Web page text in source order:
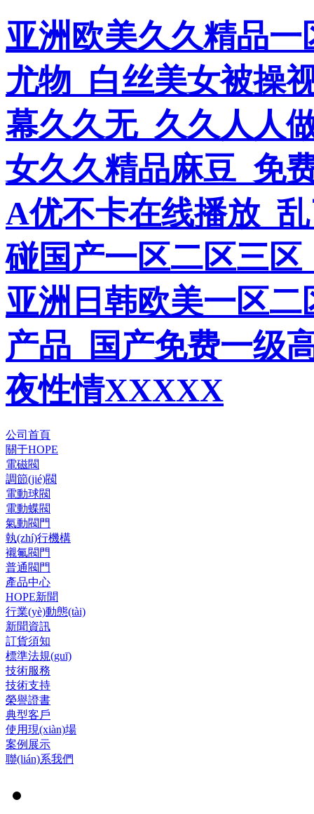
亚洲欧美久久精品
尤物_白丝美女被操
幕久久无_久久人人
女久久精品麻豆_免
A优不卡在线播放_
碰国产一区二区三
亚洲日韩欧美一区
产品_国产免费一级
夜性情XXXXX
公司首頁
關于HOPE
電磁閥
調節(jié)閥
電動球閥
電動蝶閥
氣動閥門
執(zhí)行機構
襯氟閥門
普通閥門
產品中心
HOPE新聞
行業(yè)動態(tài)
新聞資訊
訂貨須知
標準法規(guī)
技術服務
技術支持
榮譽證書
典型客戶
使用現(xiàn)場
案例展示
聯(lián)系我們